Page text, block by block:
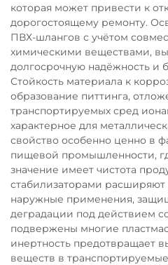
которая может привести к
дорогостоящему ремонту.
ПВХ-шлангов с учётом
химическими веществами, вы
долгосрочную надёжность и
Стойкость материала к
образование питтинга,
транспортируемых сред
характерное для
свойство особенно ценно в
пищевой промышленности,
значение имеет чистота
стабилизаторами расширяют
наружные применения,
деградации под действием
подвержены многие
инертность предотвращает
веществ в